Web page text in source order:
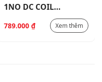
1NO DC COIL
789.000 ₫ Xem thêm